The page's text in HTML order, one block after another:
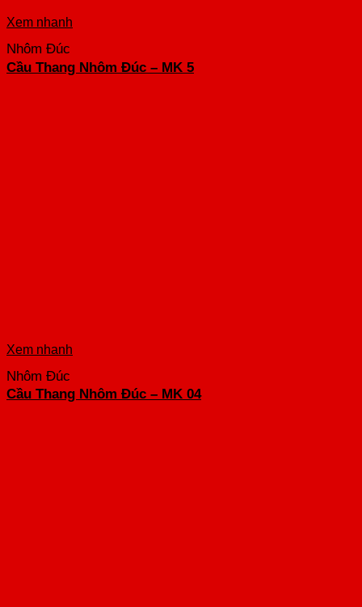
Xem nhanh
Nhôm Đúc
Cầu Thang Nhôm Đúc – MK 5
Xem nhanh
Nhôm Đúc
Cầu Thang Nhôm Đúc – MK 04